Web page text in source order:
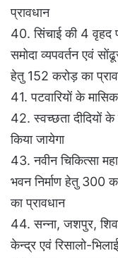
प्रावधान
40. सिंचाई की 4 वृहद
समोदा व्यपवर्तन एवं
हेतु 152 करोड़ का
41. पटवारियों के
42. स्वच्छता दीदियों
किया जायेगा
43. नवीन चिकित्सा
भवन निर्माण हेतु 300
का प्रावधान
44. सन्ना, जशपुर,
केन्द्र एवं रिसालो-